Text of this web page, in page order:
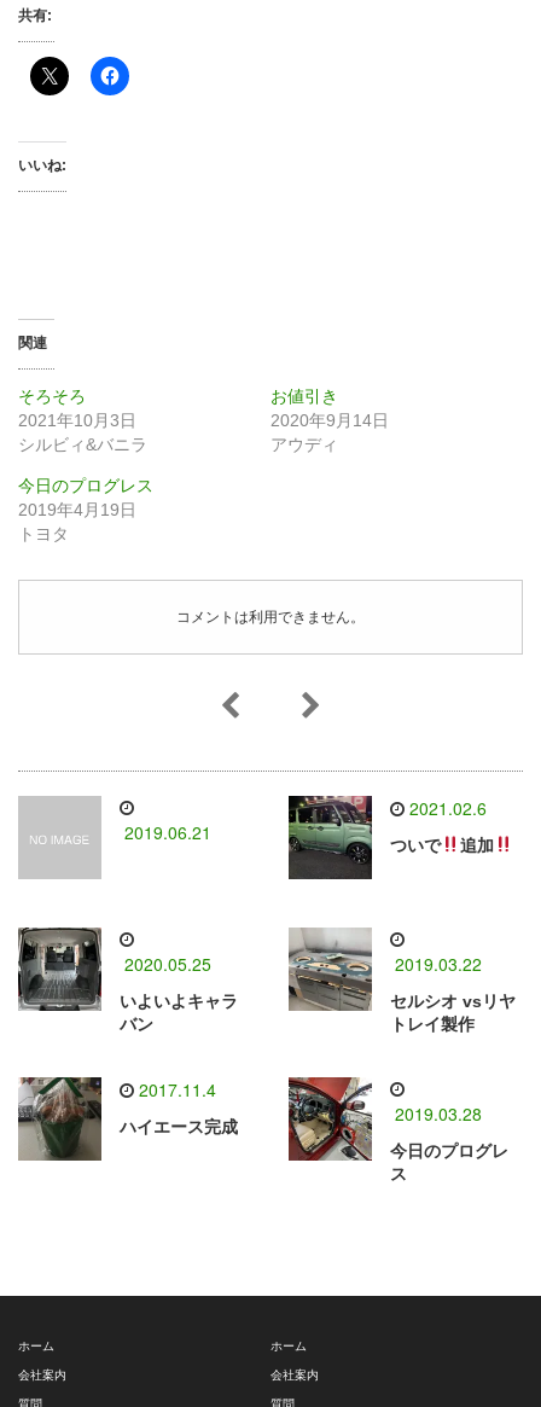
共有:
いいね:
関連
そろそろ
2021年10月3日
シルビィ&バニラ
お値引き
2020年9月14日
アウディ
今日のプログレス
2019年4月19日
トヨタ
コメントは利用できません。
2019.06.21
2021.02.6
ついで 追加
2020.05.25
いよいよキャラ
バン
2019.03.22
セルシオ vsリヤ
トレイ製作
2017.11.4
ハイエース完成
2019.03.28
今日のプログレ
ス
ホーム
会社案内
質問
ホーム
会社案内
質問